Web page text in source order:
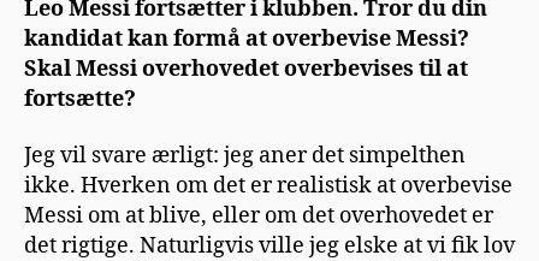
Leo Messi fortsætter i klubben. Tror du din
kandidat kan formå at overbevise Messi?
Skal Messi overhovedet overbevises til at
fortsætte?
Jeg vil svare ærligt: jeg aner det simpelthen
ikke. Hverken om det er realistisk at overbevise
Messi om at blive, eller om det overhovedet er
det rigtige. Naturligvis ville jeg elske at vi fik lov